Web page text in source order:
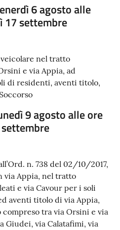
6 agosto alle
17 settembre
nel tratto
e via Appia, ad
di residenti, aventi titolo,
9 agosto alle ore
n. 738 del 02/10/2017,
via Appia, nel tratto
e via Cavour per i soli
aventi titolo di via Appia,
tra via Orsini e via
Giudei, via Calatafimi, via